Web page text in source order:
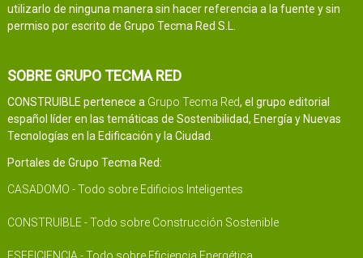
utilizarlo de ninguna manera sin hacer referencia a la fuente y sin
permiso por escrito de Grupo Tecma Red S.L.
SOBRE GRUPO TECMA RED
CONSTRUIBLE pertenece a Grupo Tecma Red, el grupo editorial
español líder en las temáticas de Sostenibilidad, Energía y Nuevas
Tecnologías en la Edificación y la Ciudad.
Portales de Grupo Tecma Red:
CASADOMO - Todo sobre Edificios Inteligentes
CONSTRUIBLE - Todo sobre Construcción Sostenible